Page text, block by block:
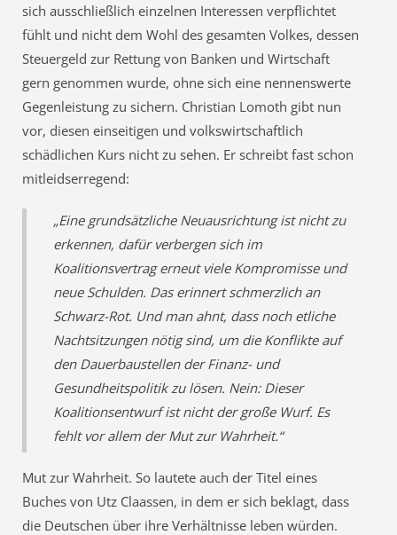
sich ausschließlich einzelnen Interessen verpflichtet
fühlt und nicht dem Wohl des gesamten Volkes, dessen
Steuergeld zur Rettung von Banken und Wirtschaft
gern genommen wurde, ohne sich eine nennenswerte
Gegenleistung zu sichern. Christian Lomoth gibt nun
vor, diesen einseitigen und volkswirtschaftlich
schädlichen Kurs nicht zu sehen. Er schreibt fast schon
mitleidserregend:
„Eine grundsätzliche Neuausrichtung ist nicht zu
erkennen, dafür verbergen sich im
Koalitionsvertrag erneut viele Kompromisse und
neue Schulden. Das erinnert schmerzlich an
Schwarz-Rot. Und man ahnt, dass noch etliche
Nachtsitzungen nötig sind, um die Konflikte auf
den Dauerbaustellen der Finanz- und
Gesundheitspolitik zu lösen. Nein: Dieser
Koalitionsentwurf ist nicht der große Wurf. Es
fehlt vor allem der Mut zur Wahrheit.“
Mut zur Wahrheit. So lautete auch der Titel eines
Buches von Utz Claassen, in dem er sich beklagt, dass
die Deutschen über ihre Verhältnisse leben würden.